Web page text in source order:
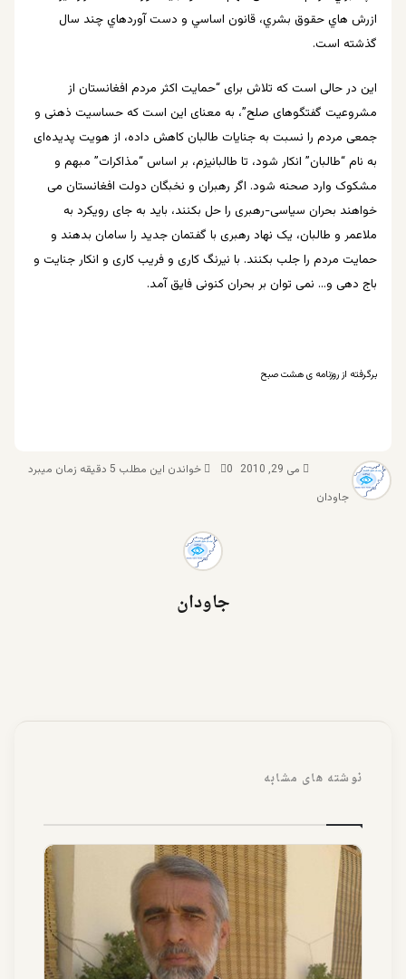
ازرش هاي حقوق بشري، قانون اساسي و دست آوردهاي چند سال
گذشته است.
اين در حالی است که تلاش برای “حمایت اکثر مردم افغانستان از
مشروعیت گفتگوهای صلح”، به معنای این است که حساسیت ذهنی و
جمعی مردم را نسبت به جنایات طالبان کاهش داده، از هویت پدیده‌ای
به نام “طالبان” انکار شود، تا طالبانیزم، بر اساس “مذاکرات” مبهم و
مشکوک وارد صحنه شود. اگر رهبران و نخبگان دولت افغانستان می
خواهند بحران سیاسی-رهبری را حل بکنند، باید به جای رويكرد به
ملاعمر و طالبان، یک نهاد رهبری با گفتمان جدید را سامان بدهند و
حمایت مردم را جلب بکنند. با نیرنگ کاری و فریب کاری و انکار جنایت و
باج دهی و… نمی توان بر بحران کنونی فایق آمد.
برگرفته از روزنامه ی هشت صبح
جاودان
می 29, 2010 0 خواندن این مطلب 5 دقیقه زمان میبرد
جاودان
نوشته های مشابه